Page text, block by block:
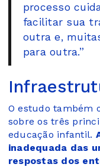
processo
facilitar sua
outra e,
para outra.”
O estudo também
sobre os três
educação infantil.
inadequada das
respostas dos